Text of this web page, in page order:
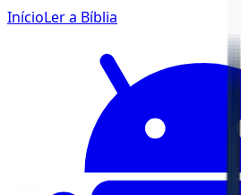
InícioLer a Bíblia